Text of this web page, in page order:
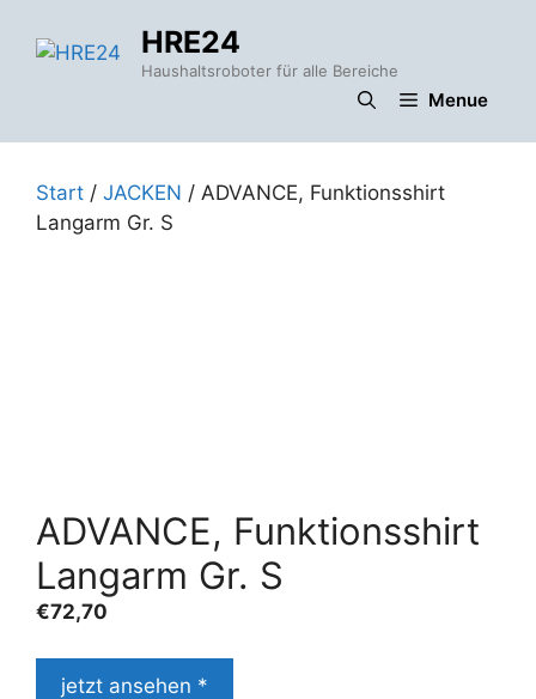
Inhalt
HRE24
Haushaltsroboter für alle Bereiche
Menue
Start / JACKEN / ADVANCE, Funktionsshirt
Langarm Gr. S
ADVANCE, Funktionsshirt
Langarm Gr. S
€72,70
jetzt ansehen *